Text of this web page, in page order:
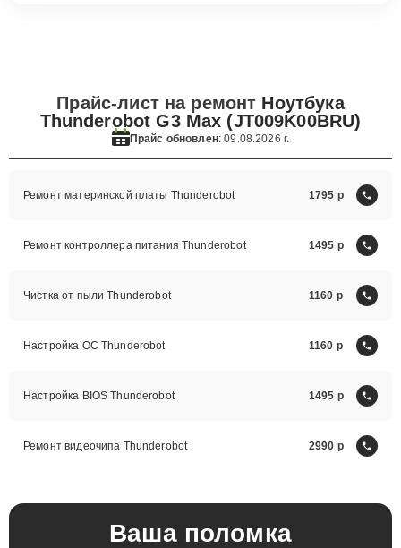
Прайс-лист на ремонт Ноутбука
Thunderobot G3 Max (JT009K00BRU)
Прайс обновлен: 09.08.2026 г.
Ремонт материнской платы Thunderobot 1795
Ремонт контроллера питания Thunderobot 1495
Чистка от пыли Thunderobot 1160
Настройка ОС Thunderobot 1160
Настройка BIOS Thunderobot 1495
Ремонт видеочипа Thunderobot 2990
Ваша поломка